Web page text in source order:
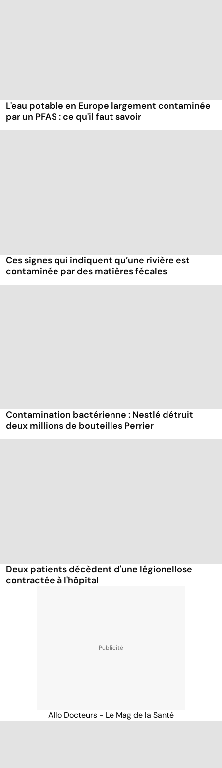
L'eau potable en Europe largement contaminée
par un PFAS : ce qu'il faut savoir
Ces signes qui indiquent qu’une rivière est
contaminée par des matières fécales
Contamination bactérienne : Nestlé détruit
deux millions de bouteilles Perrier
Deux patients décèdent d'une légionellose
contractée à l'hôpital
Allo Docteurs - Le Mag de la Santé